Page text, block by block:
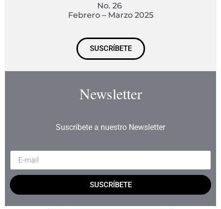
No. 26
Febrero – Marzo 2025
SUSCRÍBETE
Newsletter
Suscríbete a nuestro Newsletter
SUSCRÍBETE